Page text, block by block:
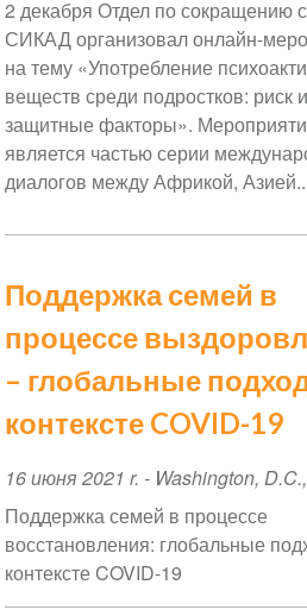
2 декабря Отдел по сокращению
СИКАД организовал онлайн-
на тему «Употребление
веществ среди подростков: риск и
защитные факторы».
является частью серии
диалогов между Африкой,
Поддержка семей в
процессе
– глобальные
контексте COVID-19
Event
Date
16 июня 2021 r. - Washington, D.C.,
Поддержка семей в процессе
восстановления: глобальные
контексте COVID-19